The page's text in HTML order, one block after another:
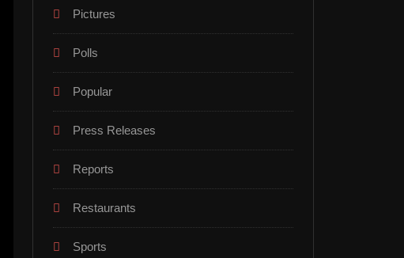
Pictures
Polls
Popular
Press Releases
Reports
Restaurants
Sports